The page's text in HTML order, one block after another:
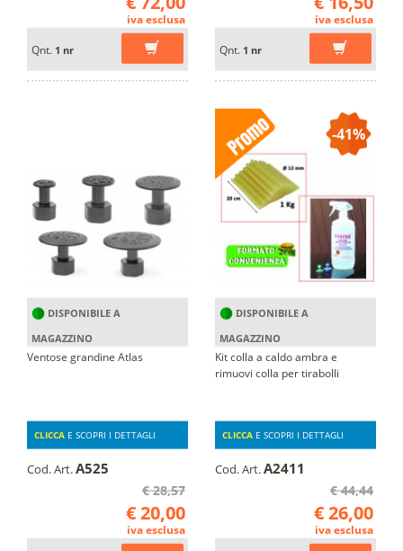
iva esclusa
Qnt. 1 nr
iva esclusa
Qnt. 1 nr
DISPONIBILE A
MAGAZZINO
Ventose grandine Atlas
CLICCA E SCOPRI I DETTAGLI
Cod. Art.A525
€ 28,57
€ 20,00
iva esclusa
-41%
DISPONIBILE A
MAGAZZINO
Kit colla a caldo ambra e
rimuovi colla per tirabolli
CLICCA E SCOPRI I DETTAGLI
Cod. Art.A2411
€ 44,44
€ 26,00
iva esclusa